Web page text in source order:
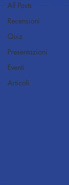
All Posts
Recensioni
Quiz
Presentazioni
Eventi
Articoli